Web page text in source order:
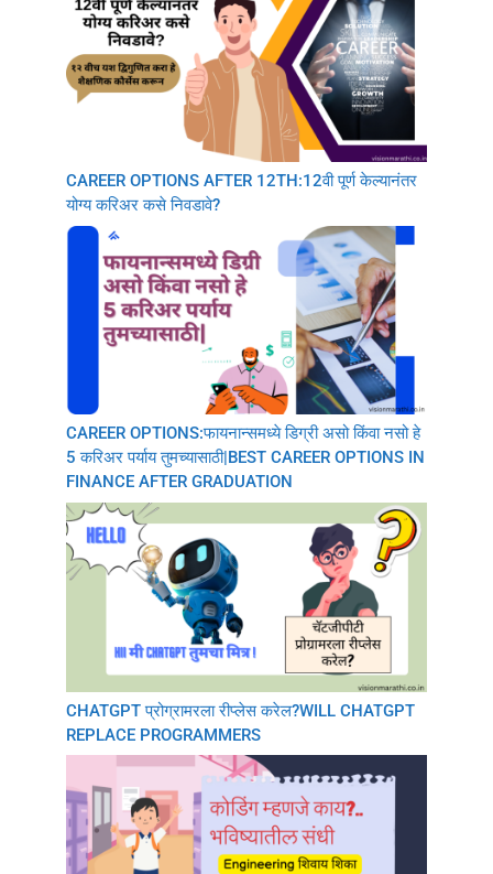
CAREER OPTIONS AFTER 12TH:12वी पूर्ण केल्यानंतर
योग्य करिअर कसे निवडावे?
CAREER OPTIONS:फायनान्समध्ये डिग्री असो किंवा नसो हे
5 करिअर पर्याय तुमच्यासाठी|BEST CAREER OPTIONS IN
FINANCE AFTER GRADUATION
CHATGPT प्रोग्रामरला रीप्लेस करेल?WILL CHATGPT
REPLACE PROGRAMMERS